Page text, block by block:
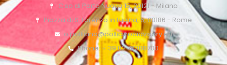
C.so di Porta Nuova 15, 20121 - Milano
Piazza di S. Lorenzo in Lucina, 6, 00186 - Rome
o.pollicino@pollicinoaidvisory.eu
Phone: + 39 02 76388700